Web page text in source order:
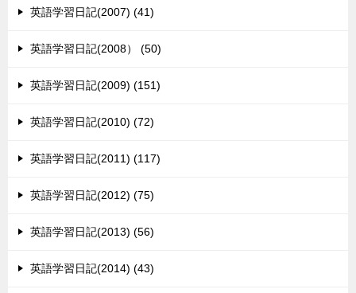
英語学習日記(2007) (41)
英語学習日記(2008） (50)
英語学習日記(2009) (151)
英語学習日記(2010) (72)
英語学習日記(2011) (117)
英語学習日記(2012) (75)
英語学習日記(2013) (56)
英語学習日記(2014) (43)